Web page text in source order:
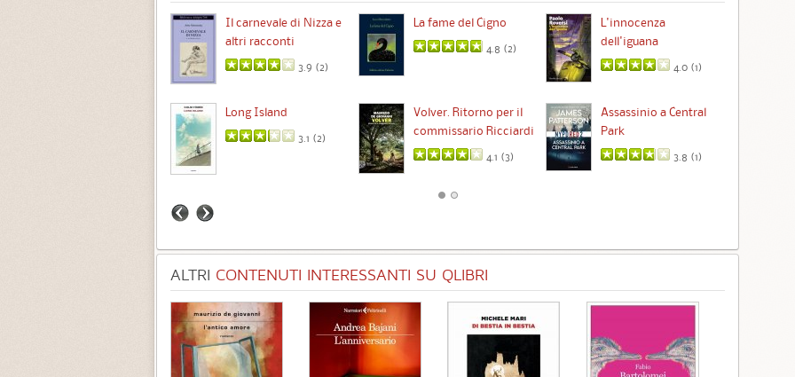
Il carnevale di Nizza e
altri racconti
3.9 (2)
La fame del Cigno
4.8 (2)
L'innocenza
dell'iguana
4.0 (1)
Long Island
3.1 (2)
Volver. Ritorno per il
commissario Ricciardi
4.1 (3)
Assassinio a Central
Park
3.8 (1)
ALTRI CONTENUTI INTERESSANTI SU QLIBRI